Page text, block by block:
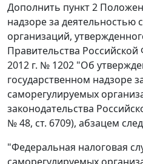
Дополнить пункт 2
надзоре за деятельностью
организаций,
Правительства
2012 г. № 1202 "Об
государственном надзоре
саморегулируемых
законодательства
№ 48, ст. 6709), абзацем
"Федеральная налоговая